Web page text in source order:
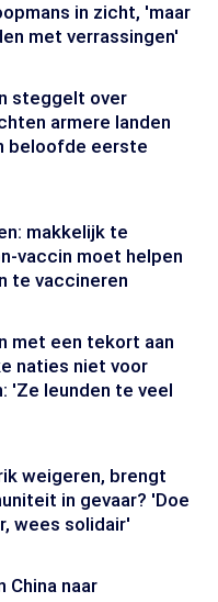
in zicht, 'maar
met verrassingen'
steggelt over
armere landen
beloofde eerste
makkelijk te
vaccin moet helpen
te vaccineren
met een tekort aan
naties niet voor
'Ze leunden te veel
weigeren, brengt
in gevaar? 'Doe
wees solidair'
China naar